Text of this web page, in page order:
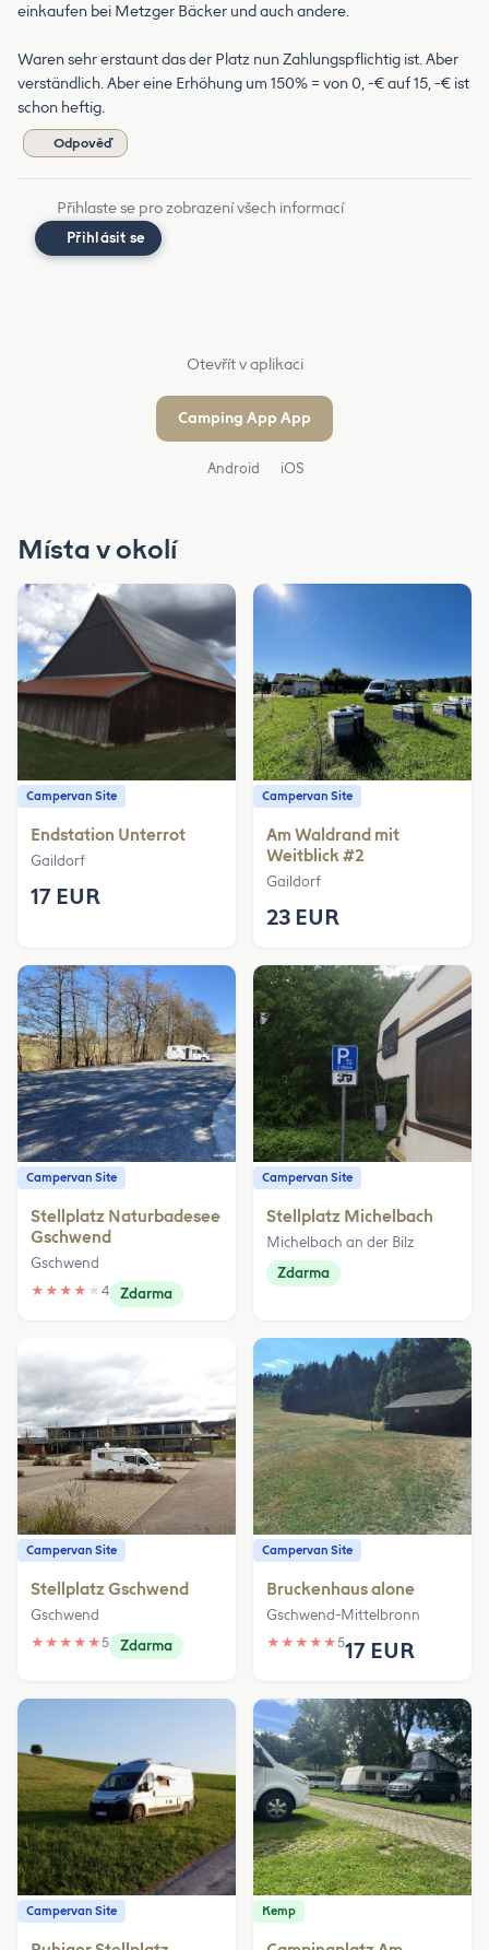
einkaufen bei Metzger Bäcker und auch andere.
Waren sehr erstaunt das der Platz nun Zahlungspflichtig ist. Aber
verständlich. Aber eine Erhöhung um 150% = von 0, -€ auf 15, -€ ist
schon heftig.
Odpověď
Přihlaste se pro zobrazení všech informací
Přihlásit se
Otevřít v aplikaci
Camping App App
Android iOS
Místa v okolí
Campervan Site
Endstation Unterrot
Gaildorf
17 EUR
Campervan Site
Am Waldrand mit
Weitblick #2
Gaildorf
23 EUR
Campervan Site
Stellplatz Naturbadesee
Gschwend
Gschwend
★ ★ ★ ★ ★ 4 Zdarma
Campervan Site
Stellplatz Michelbach
Michelbach an der Bilz
Zdarma
Campervan Site
Stellplatz Gschwend
Gschwend
★ ★ ★ ★ ★5 Zdarma
Campervan Site
Bruckenhaus alone
Gschwend-Mittelbronn
★ ★ ★ ★ ★517 EUR
Campervan Site Kemp